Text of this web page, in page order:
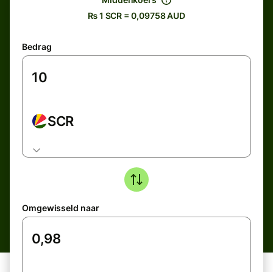
₨ 1 SCR = 0,09758 AUD
Bedrag
SCR
Omgewisseld naar